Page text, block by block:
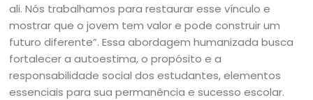
ali. Nós trabalhamos para restaurar esse vínculo e
mostrar que o jovem tem valor e pode construir um
futuro diferente”. Essa abordagem humanizada busca
fortalecer a autoestima, o propósito e a
responsabilidade social dos estudantes, elementos
essenciais para sua permanência e sucesso escolar.